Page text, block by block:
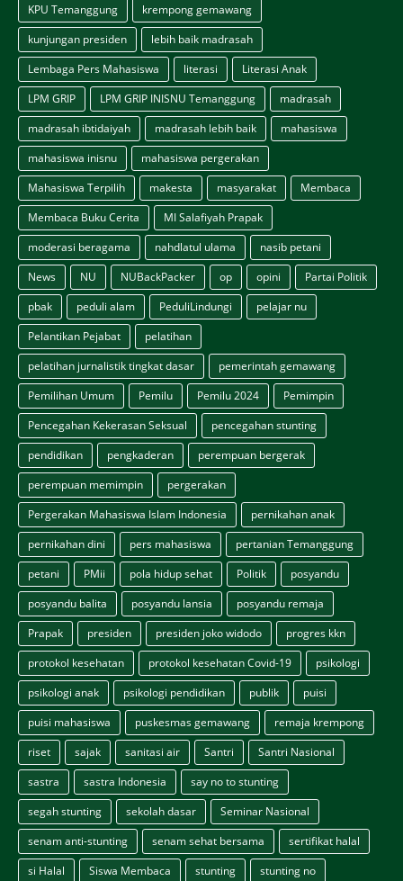
KPU Temanggung
krempong gemawang
kunjungan presiden
lebih baik madrasah
Lembaga Pers Mahasiswa
literasi
Literasi Anak
LPM GRIP
LPM GRIP INISNU Temanggung
madrasah
madrasah ibtidaiyah
madrasah lebih baik
mahasiswa
mahasiswa inisnu
mahasiswa pergerakan
Mahasiswa Terpilih
makesta masyarakat
Membaca
Membaca Buku Cerita
MI Salafiyah Prapak
moderasi beragama
nahdlatul ulama
nasib petani
News
NU NUBackPacker op opini
Partai Politik
pbak
peduli alam PeduliLindungi
pelajar nu
Pelantikan Pejabat
pelatihan
pelatihan jurnalistik tingkat dasar
pemerintah gemawang
Pemilihan Umum
Pemilu Pemilu 2024
Pemimpin
Pencegahan Kekerasan Seksual
pencegahan stunting
pendidikan
pengkaderan
perempuan bergerak
perempuan memimpin
pergerakan
Pergerakan Mahasiswa Islam Indonesia
pernikahan anak
pernikahan dini
pers mahasiswa
pertanian Temanggung
petani
PMii pola hidup sehat Politik
posyandu
posyandu balita
posyandu lansia
posyandu remaja
Prapak
presiden presiden joko widodo
progres kkn
protokol kesehatan
protokol kesehatan Covid-19
psikologi
psikologi anak
psikologi pendidikan publik
puisi
puisi mahasiswa
puskesmas gemawang
remaja krempong
riset
sajak sanitasi air Santri
Santri Nasional
sastra
sastra Indonesia
say no to stunting
segah stunting
sekolah dasar
Seminar Nasional
senam anti-stunting
senam sehat bersama
sertifikat halal
si Halal
Siswa Membaca stunting
stunting no